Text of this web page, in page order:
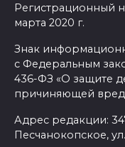
Ночью
ПВО
08 августа
Более 30
пяти
Регистрационный
марта 2020 г.
Знак
с Федеральным
436-ФЗ «О защите
причиняющей вред
Адрес редакции:
Песчанокопское,